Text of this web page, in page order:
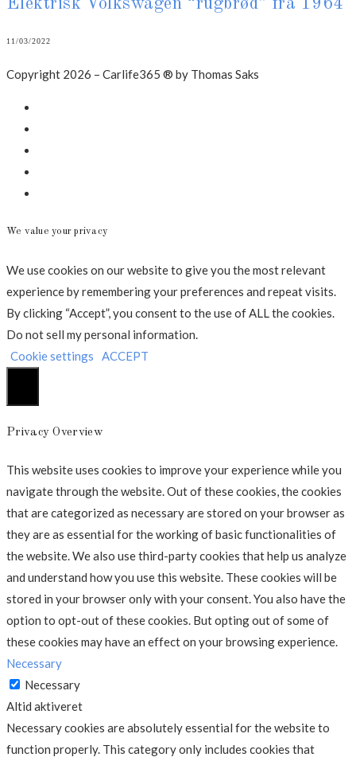
Elektrisk Volkswagen “rugbrød” fra 1964
11/03/2022
Copyright 2026 – Carlife365 ® by Thomas Saks
We value your privacy
We use cookies on our website to give you the most relevant
experience by remembering your preferences and repeat visits.
By clicking “Accept”, you consent to the use of ALL the cookies.
Do not sell my personal information.
Cookie settings
ACCEPT
Privacy Overview
This website uses cookies to improve your experience while you
navigate through the website. Out of these cookies, the cookies
that are categorized as necessary are stored on your browser as
they are as essential for the working of basic functionalities of
the website. We also use third-party cookies that help us analyze
and understand how you use this website. These cookies will be
stored in your browser only with your consent. You also have the
option to opt-out of these cookies. But opting out of some of
these cookies may have an effect on your browsing experience.
Necessary
Necessary
Altid aktiveret
Necessary cookies are absolutely essential for the website to
function properly. This category only includes cookies that